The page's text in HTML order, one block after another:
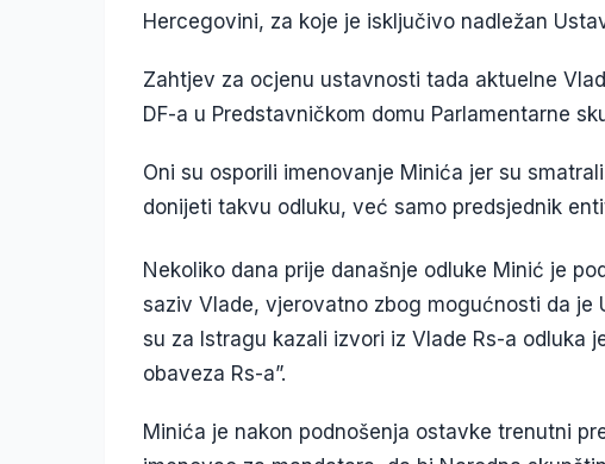
Hercegovini, za koje je isključivo nadležan
Zahtjev za ocjenu ustavnosti tada aktuelne
DF-a u Predstavničkom domu Parlamentarne
Oni su osporili imenovanje Minića jer su
donijeti takvu odluku, već samo predsjednik
Nekoliko dana prije današnje odluke Minić je
saziv Vlade, vjerovatno zbog mogućnosti da je
su za Istragu kazali izvori iz Vlade Rs-a odluka
obaveza Rs-a”.
Minića je nakon podnošenja ostavke trenutni